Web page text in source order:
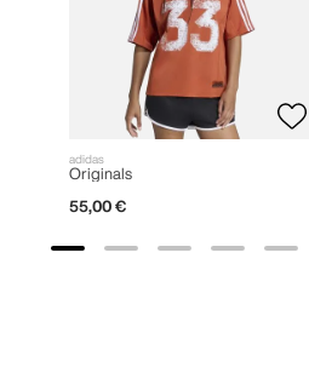
adidas
Originals
55,00 €